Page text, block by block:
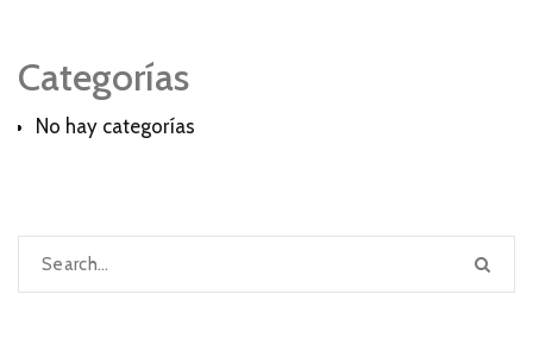
Categorías
No hay categorías